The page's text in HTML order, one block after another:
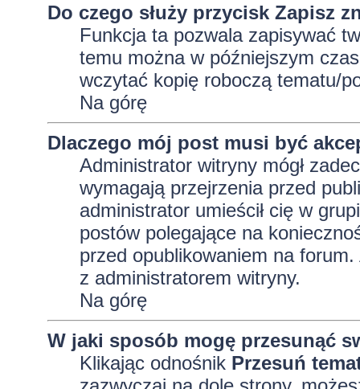
Do czego służy przycisk Zapisz
Funkcja ta pozwala zapisywać
temu można w późniejszym
wczytać kopię roboczą tematu/
Na górę
Dlaczego mój post musi być
Administrator witryny mógł
wymagają przejrzenia przed
administrator umieścił cię w
postów polegające na
przed opublikowaniem na
z administratorem witryny.
Na górę
W jaki sposób mogę przesunąć
Klikając odnośnik Przesuń